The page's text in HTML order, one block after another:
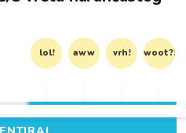
lol! aww vrh! woot?!